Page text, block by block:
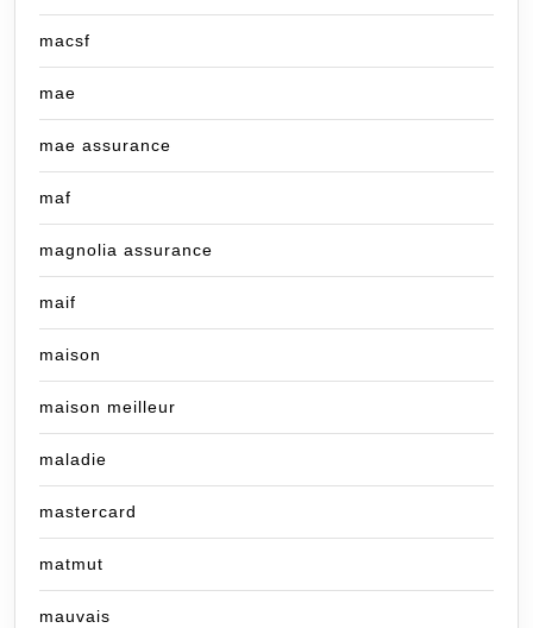
macsf
mae
mae assurance
maf
magnolia assurance
maif
maison
maison meilleur
maladie
mastercard
matmut
mauvais